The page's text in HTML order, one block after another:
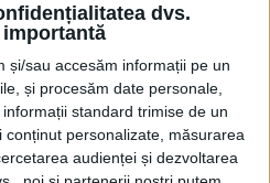
dvs.
și/sau accesăm informații pe un
și procesăm date personale,
standard trimise de un
personalizate, măsurarea
audienței și dezvoltarea